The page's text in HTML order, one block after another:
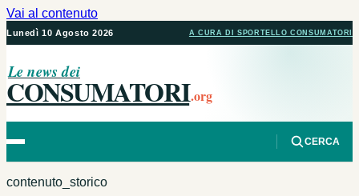
Vai al contenuto
Lunedì 10 Agosto 2026 A CURA DI SPORTELLO CONSUMATORI
Le news dei
CONSUMATORI.org
CERCA
contenuto_storico